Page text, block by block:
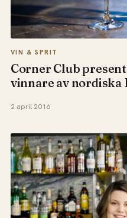
VIN & SPRIT
Corner Club
vinnare av nordiska
2 april 2016